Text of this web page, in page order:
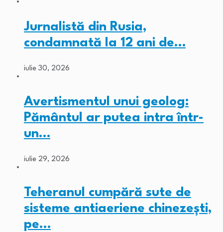
Jurnalistă din Rusia,
condamnată la 12 ani de…
iulie 30, 2026
Avertismentul unui geolog:
Pământul ar putea intra într-
un…
iulie 29, 2026
Teheranul cumpără sute de
sisteme antiaeriene chinezești,
pe…